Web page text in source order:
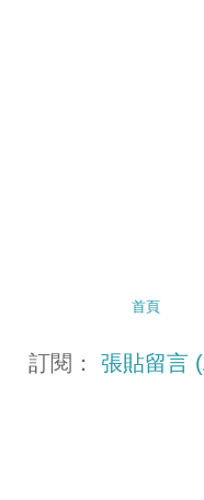
首頁
訂閱：張貼留言